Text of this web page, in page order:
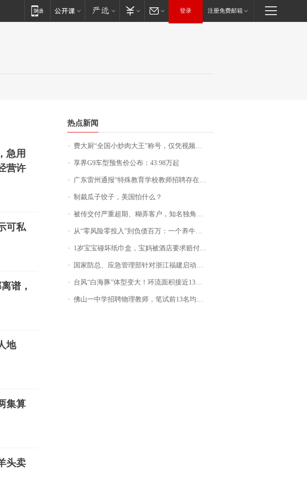
登录 注册免费邮箱
急用
营许
可私
谱，
地
集算
头卖
热点新闻
费大厨“全国小炒肉大王”称号，仅凭视频评出？中国烹饪协会回应
享界G9车型预售价公布：43.98万起
广东雷州通报“特殊教育学校教师招聘存在违规行为”：已启动问责程序 副校长被停职
制裁瓜子饺子，美国怕什么？
被传交付严重超期、糊弄客户，知名独角兽车企创始人回应：都没证据，将依法采取措施，“本人长期与美国交管局保持沟通，对方表示肯定”
从“零风险零投入”到负债百万：一个养牛项目崩盘后，谁该为农户的贷款买单丨红星调查
1岁宝宝碰坏纸巾盒，宝妈被酒店要求赔付924元！三亚一酒店回复：骨瓷定制！网友一查价格，吵翻了
国家防总、应急管理部针对浙江福建启动防汛防台风四级应急响应
台风“白海豚”体型变大！环流面积接近13个浙江那么大
佛山一中学招聘物理教师，笔试前13名均遭淘汰？教育局：已叫停招聘，成立调查组全面核查